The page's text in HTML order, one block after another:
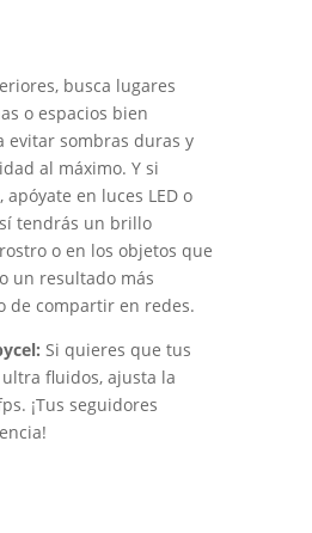
busca lugares
o espacios bien
evitar sombras duras y
al máximo. Y si
en luces LED o
tendrás un brillo
o en los objetos que
un resultado más
de compartir en redes.
Si quieres que tus
ultra fluidos, ajusta la
¡Tus seguidores